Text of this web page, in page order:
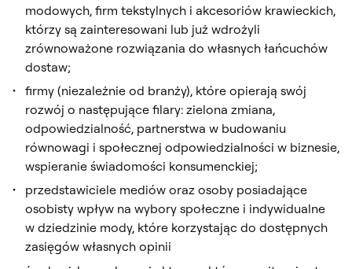
modowych, firm tekstylnych i akcesoriów krawieckich,
którzy są zainteresowani lub już wdrożyli
zrównoważone rozwiązania do własnych łańcuchów
dostaw;
firmy (niezależnie od branży), które opierają swój
rozwój o następujące filary: zielona zmiana,
odpowiedzialność, partnerstwa w budowaniu
równowagi i społecznej odpowiedzialności w biznesie,
wspieranie świadomości konsumenckiej;
przedstawiciele mediów oraz osoby posiadające
osobisty wpływ na wybory społeczne i indywidualne
w dziedzinie mody, które korzystając do dostępnych
zasięgów własnych opinii